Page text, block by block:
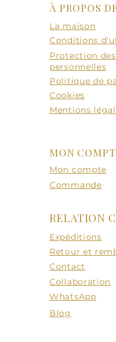
À PROPOS
La maison
Conditions
Protection
personnelles
Politique de
Cookies
Mentions
MON
Mon compte
Commande
RELATION
Expéditions
Retour et
Contact
Collaboration
WhatsApp
Blog